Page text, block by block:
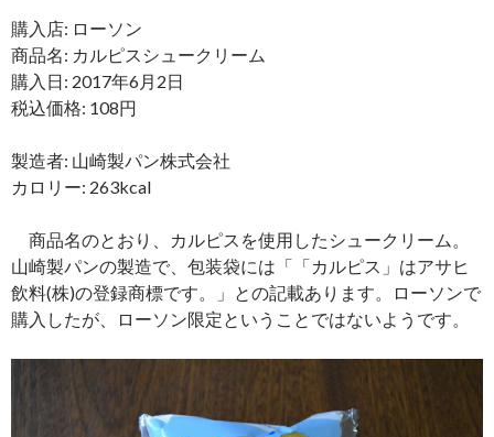
購入店: ローソン
商品名: カルピスシュークリーム
購入日: 2017年6月2日
税込価格: 108円
製造者: 山崎製パン株式会社
カロリー: 263kcal
商品名のとおり、カルピスを使用したシュークリーム。
山崎製パンの製造で、包装袋には「「カルピス」はアサヒ
飲料(株)の登録商標です。」との記載あります。ローソンで
購入したが、ローソン限定ということではないようです。